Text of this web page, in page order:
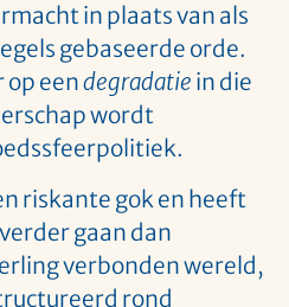
in plaats van als
gebaseerde orde.
eendegradatie in die
wordt
riskante gok en heeft
gaan dan
verbonden wereld,
rond